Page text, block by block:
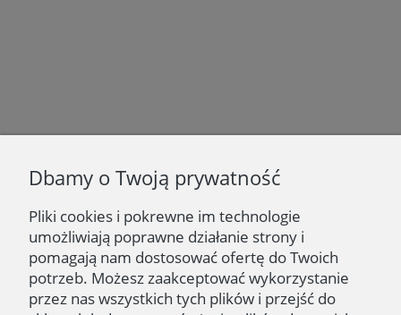
Newsletter
Podaj swój adres e-mail, jeżeli chcesz otrzymywać
informacje o nowościach i promocjach.
Zapisz się
Dbamy o Twoją prywatność
Pliki cookies i pokrewne im technologie
umożliwiają poprawne działanie strony i
pomagają nam dostosować ofertę do Twoich
potrzeb. Możesz zaakceptować wykorzystanie
przez nas wszystkich tych plików i przejść do